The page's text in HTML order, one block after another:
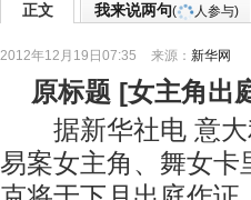
正文 我来说两句( 人参与)
2012年12月19日07:35 来源： 新华网
原标题 [女主角出
据新华社电 意大
易案女主角、舞女卡